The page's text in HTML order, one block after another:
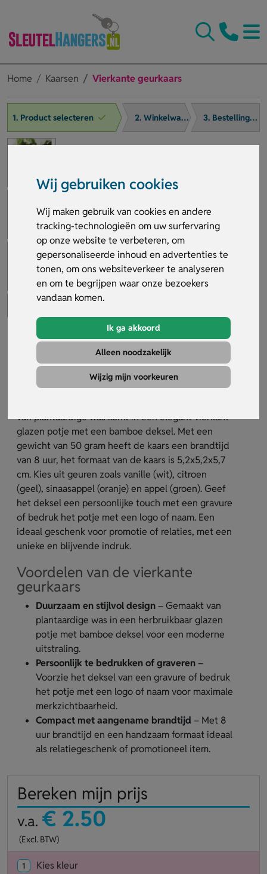
Wij gebruiken cookies
Wij maken gebruik van cookies en andere
tracking-technologieën om uw surfervaring
op onze website te verbeteren, om
gepersonaliseerde inhoud en advertenties te
tonen, om ons websiteverkeer te analyseren
en om te begrijpen waar onze bezoekers
vandaan komen.
Ik ga akkoord
Alleen noodzakelijk
Wijzig mijn voorkeuren
Home Kaarsen Vierkante geurkaars
1. Product selecteren 2. Winkelwagen 3. Bestelling afronden
Vierkante geurkaars
Artikelnummer:
De vierkante geurkaars is de perfecte keuze voor
van plantaardige was komt in een elegant vierkant
glazen potje met een bamboe deksel. Met een
gewicht van 50 gram heeft de kaars een brandtijd
van 8 uur, het formaat van de kaars is 5,2x5,2x5,7
cm. Kies uit geuren zoals vanille (wit), citroen
(geel), sinaasappel (oranje) en appel (groen). Geef
het deksel een persoonlijke touch met een gravure
of bedruk het potje met een logo of naam. Een
ideaal geschenk voor promotie of relaties, met een
unieke en blijvende indruk.
Voordelen van de vierkante
geurkaars
Duurzaam en stijlvol design– Gemaakt van
plantaardige was in een herbruikbaar glazen
potje met bamboe deksel voor een moderne
uitstraling.
Persoonlijk te bedrukken of graveren–
Voorzie het deksel van een gravure of bedruk
het potje met een logo of naam voor maximale
merkzichtbaarheid.
Compact met aangename brandtijd– Met 8
uur brandtijd en een handzaam formaat ideaal
als relatiegeschenk of promotioneel item.
Bereken mijn prijs
v.a. € 2.50
(Excl. BTW)
1 Kies kleur